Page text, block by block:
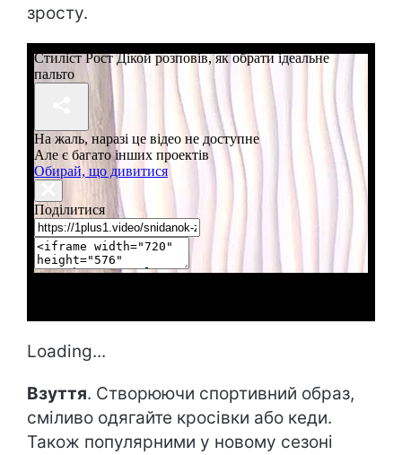
зросту.
Loading...
Взуття. Створюючи спортивний образ,
сміливо одягайте кросівки або кеди.
Також популярними у новому сезоні